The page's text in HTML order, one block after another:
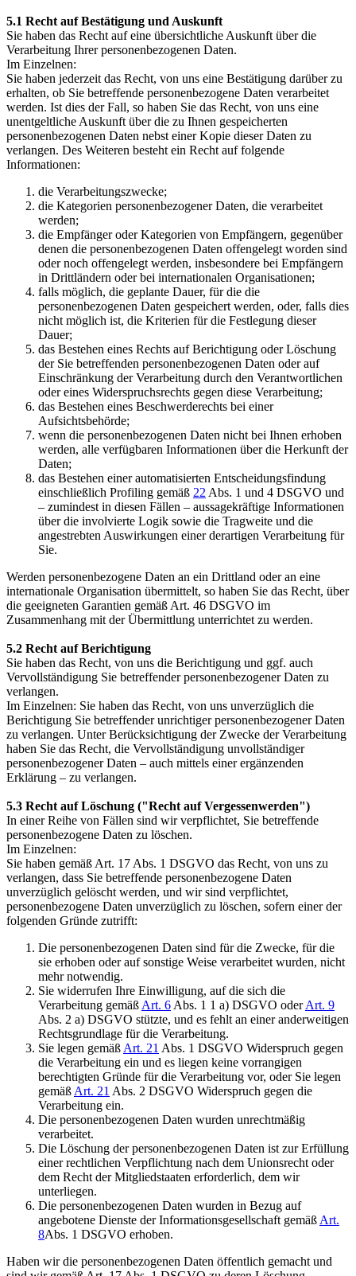
5.1 Recht auf Bestätigung und Auskunft
Sie haben das Recht auf eine übersichtliche Auskunft über die
Verarbeitung Ihrer personenbezogenen Daten.
Im Einzelnen:
Sie haben jederzeit das Recht, von uns eine Bestätigung darüber zu
erhalten, ob Sie betreffende personenbezogene Daten verarbeitet
werden. Ist dies der Fall, so haben Sie das Recht, von uns eine
unentgeltliche Auskunft über die zu Ihnen gespeicherten
personenbezogenen Daten nebst einer Kopie dieser Daten zu
verlangen. Des Weiteren besteht ein Recht auf folgende
Informationen:
die Verarbeitungszwecke;
die Kategorien personenbezogener Daten, die verarbeitet
werden;
die Empfänger oder Kategorien von Empfängern, gegenüber
denen die personenbezogenen Daten offengelegt worden sind
oder noch offengelegt werden, insbesondere bei Empfängern
in Drittländern oder bei internationalen Organisationen;
falls möglich, die geplante Dauer, für die die
personenbezogenen Daten gespeichert werden, oder, falls dies
nicht möglich ist, die Kriterien für die Festlegung dieser
Dauer;
das Bestehen eines Rechts auf Berichtigung oder Löschung
der Sie betreffenden personenbezogenen Daten oder auf
Einschränkung der Verarbeitung durch den Verantwortlichen
oder eines Widerspruchsrechts gegen diese Verarbeitung;
das Bestehen eines Beschwerderechts bei einer
Aufsichtsbehörde;
wenn die personenbezogenen Daten nicht bei Ihnen erhoben
werden, alle verfügbaren Informationen über die Herkunft der
Daten;
das Bestehen einer automatisierten Entscheidungsfindung
einschließlich Profiling gemäß 22 Abs. 1 und 4 DSGVO und
– zumindest in diesen Fällen – aussagekräftige Informationen
über die involvierte Logik sowie die Tragweite und die
angestrebten Auswirkungen einer derartigen Verarbeitung für
Sie.
Werden personenbezogene Daten an ein Drittland oder an eine
internationale Organisation übermittelt, so haben Sie das Recht, über
die geeigneten Garantien gemäß Art. 46 DSGVO im
Zusammenhang mit der Übermittlung unterrichtet zu werden.
5.2 Recht auf Berichtigung
Sie haben das Recht, von uns die Berichtigung und ggf. auch
Vervollständigung Sie betreffender personenbezogener Daten zu
verlangen.
Im Einzelnen: Sie haben das Recht, von uns unverzüglich die
Berichtigung Sie betreffender unrichtiger personenbezogener Daten
zu verlangen. Unter Berücksichtigung der Zwecke der Verarbeitung
haben Sie das Recht, die Vervollständigung unvollständiger
personenbezogener Daten – auch mittels einer ergänzenden
Erklärung – zu verlangen.
5.3 Recht auf Löschung ("Recht auf Vergessenwerden")
In einer Reihe von Fällen sind wir verpflichtet, Sie betreffende
personenbezogene Daten zu löschen.
Im Einzelnen:
Sie haben gemäß Art. 17 Abs. 1 DSGVO das Recht, von uns zu
verlangen, dass Sie betreffende personenbezogene Daten
unverzüglich gelöscht werden, und wir sind verpflichtet,
personenbezogene Daten unverzüglich zu löschen, sofern einer der
folgenden Gründe zutrifft:
Die personenbezogenen Daten sind für die Zwecke, für die
sie erhoben oder auf sonstige Weise verarbeitet wurden, nicht
mehr notwendig.
Sie widerrufen Ihre Einwilligung, auf die sich die
Verarbeitung gemäß Art. 6 Abs. 1 1 a) DSGVO oderArt. 9
Abs. 2 a) DSGVO stützte, und es fehlt an einer anderweitigen
Rechtsgrundlage für die Verarbeitung.
Sie legen gemäß Art. 21 Abs. 1 DSGVO Widerspruch gegen
die Verarbeitung ein und es liegen keine vorrangigen
berechtigten Gründe für die Verarbeitung vor, oder Sie legen
gemäß Art. 21 Abs. 2 DSGVO Widerspruch gegen die
Verarbeitung ein.
Die personenbezogenen Daten wurden unrechtmäßig
verarbeitet.
Die Löschung der personenbezogenen Daten ist zur Erfüllung
einer rechtlichen Verpflichtung nach dem Unionsrecht oder
dem Recht der Mitgliedstaaten erforderlich, dem wir
unterliegen.
Die personenbezogenen Daten wurden in Bezug auf
angebotene Dienste der Informationsgesellschaft gemäß Art.
8Abs. 1 DSGVO erhoben.
Haben wir die personenbezogenen Daten öffentlich gemacht und